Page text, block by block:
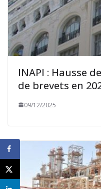
INAPI : Hausse
de brevets en
09/12/2025